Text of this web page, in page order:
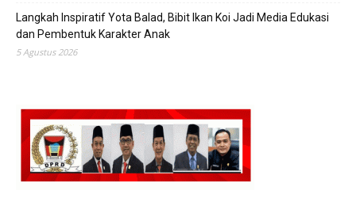
Langkah Inspiratif Yota Balad, Bibit Ikan Koi Jadi Media Edukasi
dan Pembentuk Karakter Anak
5 Agustus 2026